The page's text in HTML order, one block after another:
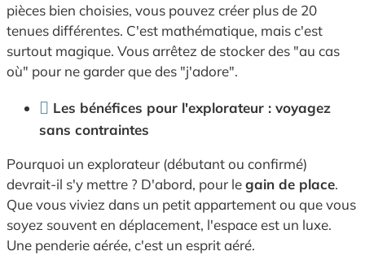
pièces bien choisies, vous pouvez créer plus de 20
tenues différentes. C'est mathématique, mais c'est
surtout magique. Vous arrêtez de stocker des "au cas
où" pour ne garder que des "j'adore".
Les bénéfices pour l'explorateur : voyagez
sans contraintes
Pourquoi un explorateur (débutant ou confirmé)
devrait-il s'y mettre ? D'abord, pour legain de place.
Que vous viviez dans un petit appartement ou que vous
soyez souvent en déplacement, l'espace est un luxe.
Une penderie aérée, c'est un esprit aéré.